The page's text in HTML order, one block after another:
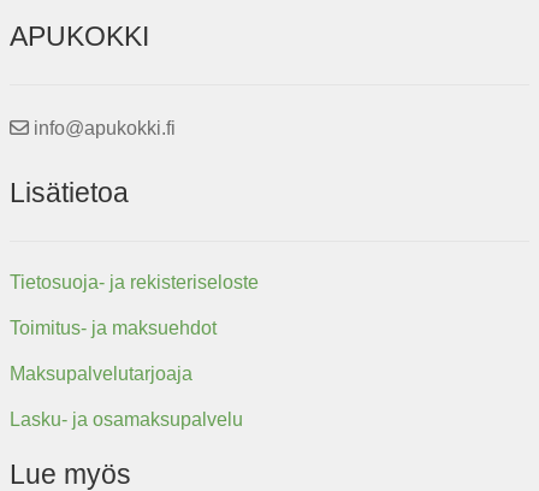
APUKOKKI
info@apukokki.fi
Lisätietoa
Tietosuoja- ja rekisteriseloste
Toimitus- ja maksuehdot
Maksupalvelutarjoaja
Lasku- ja osamaksupalvelu
Lue myös